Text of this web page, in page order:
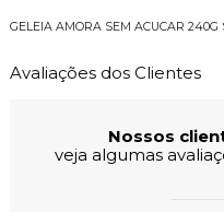
GELEIA AMORA SEM ACUCAR
Avaliações dos Clientes
Nossos
veja algumas